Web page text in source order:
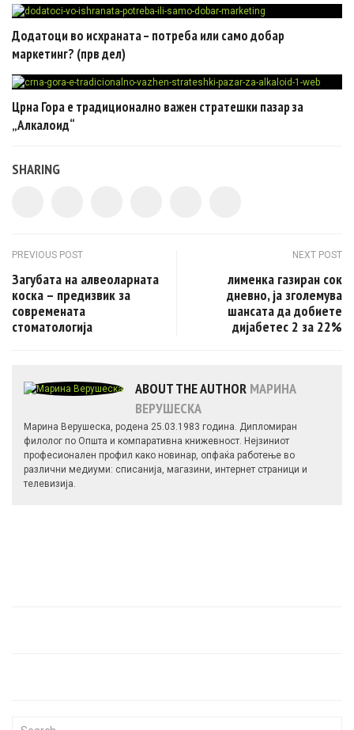
Додатоци во исхраната – потреба или само добар
маркетинг? (прв дел)
Црна Гора e традиционално важен стратешки пазар за
„Алкалоид“
SHARING
Post navigation
PREVIOUS POST
Загубата на алвеоларната
коска – предизвик за
современата
стоматологија
NEXT POST
лименка газиран сок
дневно, ја зголемува
шансата да добиете
дијабетес 2 за 22%
ABOUT THE AUTHOR МАРИНА
ВЕРУШЕСКА
Марина Верушеска, родена 25.03.1983 година. Дипломиран
филолог по Општа и компаративна книжевност. Нејзиниот
професионален профил како новинар, опфаќа работење во
различни медиуми: списанија, магазини, интернет страници и
телевизија.
Search for: